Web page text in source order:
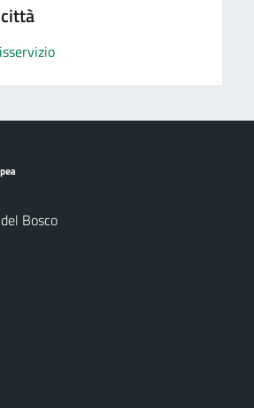
Bosco